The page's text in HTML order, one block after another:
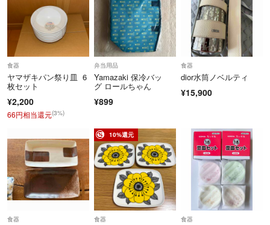
食器
ヤマザキパン祭り皿 6
枚セット
¥2,200
66円相当還元(3%)
弁当用品
Yamazaki 保冷バッ
グ ロールちゃん
¥899
食器
dior水筒ノベルティ
¥15,900
食器
10%還元
食器 食器